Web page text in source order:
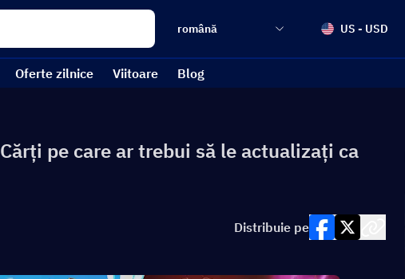
română US - USD
Oferte zilnice Viitoare Blog
pe care ar trebui să le actualizați ca
Distribuie pe